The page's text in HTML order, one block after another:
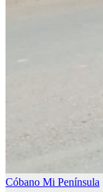
Cóbano Mi Península